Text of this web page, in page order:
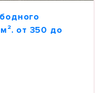
от 350 до